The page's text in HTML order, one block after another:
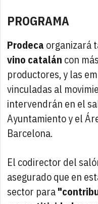
PROGRAMA
Prodeca organizará
vino catalán con
productores, y las
vinculadas al
intervendrán en el
Ayuntamiento y el
Barcelona.
El codirector del
asegurado que en
sector para